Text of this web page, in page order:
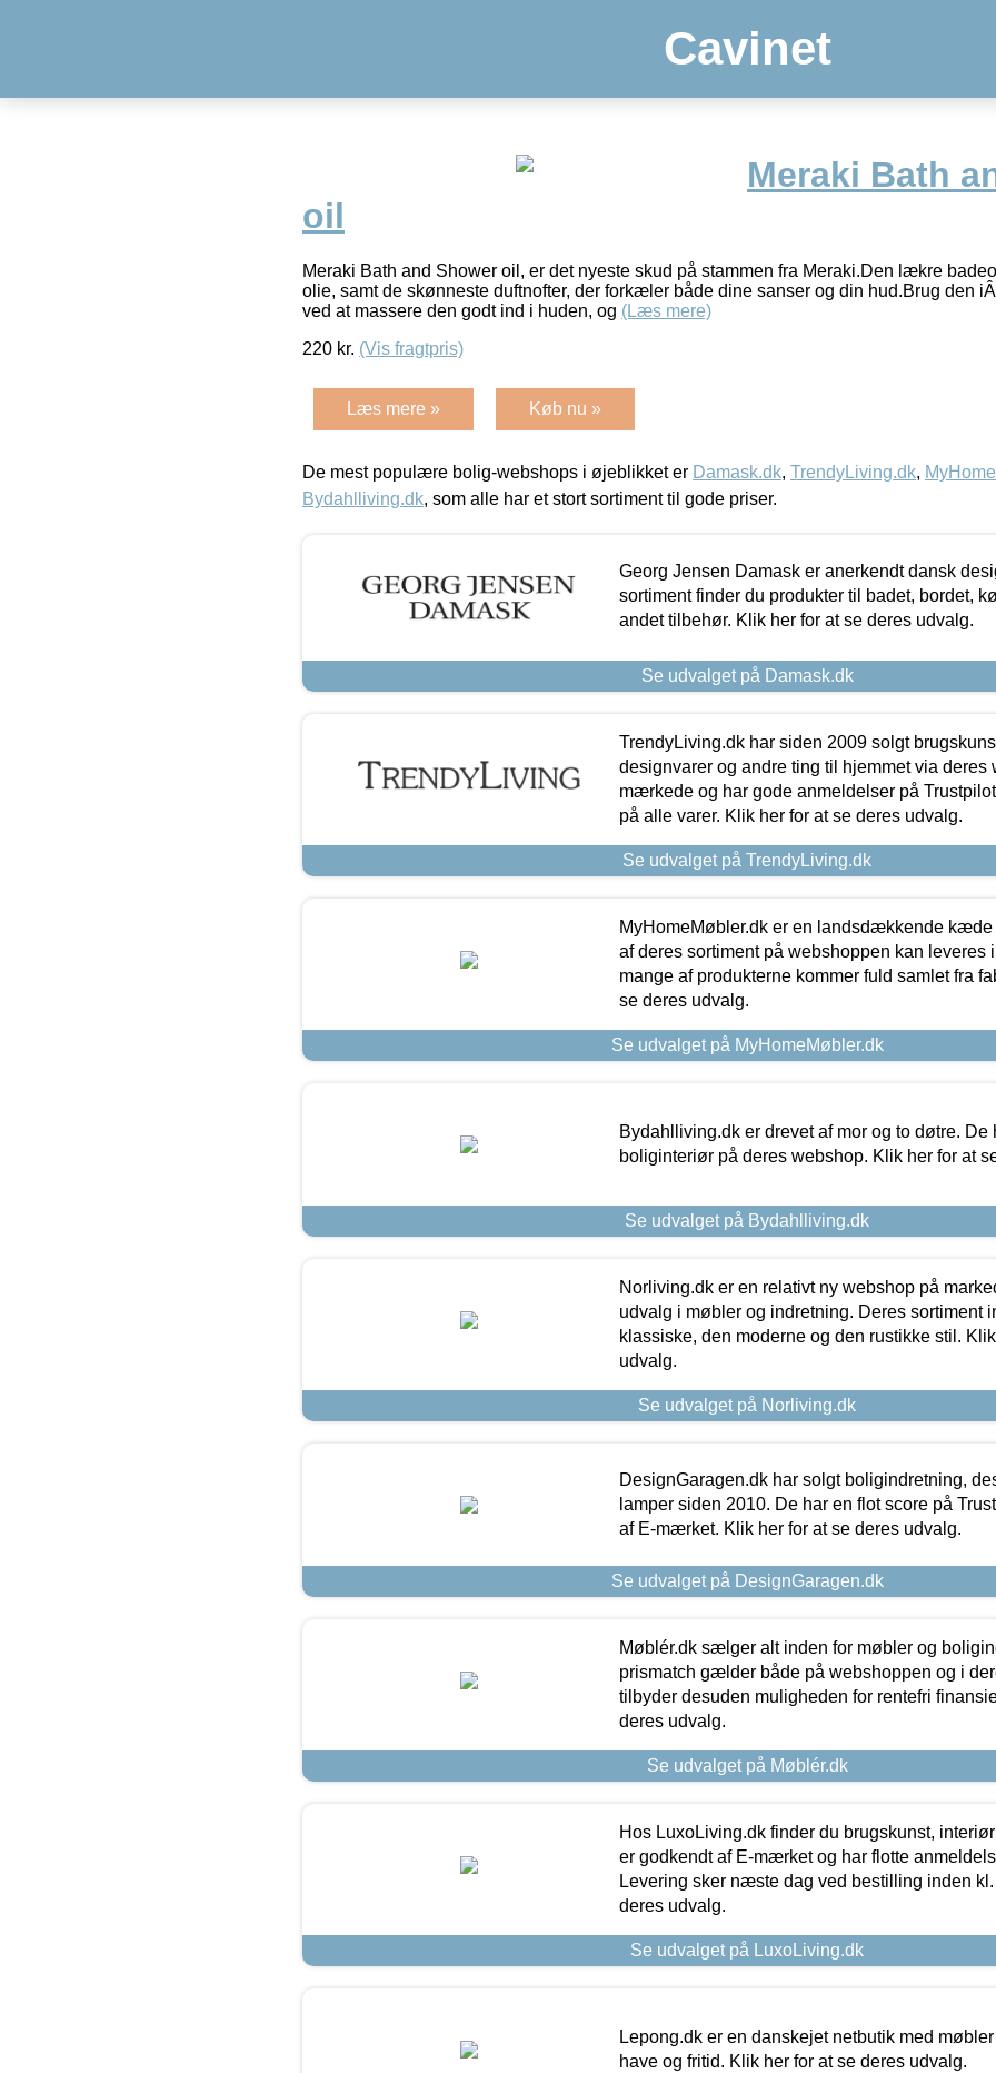
Cavinet
Meraki Bath
oil
Meraki Bath and Shower oil, er det nyeste skud på stammen fra Meraki.Den lækre
olie, samt de skønneste duftnofter, der forkæler både dine sanser og din hud.Brug den
ved at massere den godt ind i huden, og (Læs mere)
220 kr. (Vis fragtpris)
Læs mere » Køb nu »
De mest populære bolig-webshops i øjeblikket er Damask.dk, TrendyLiving.dk,
Bydahlliving.dk, som alle har et stort sortiment til gode priser.
Georg Jensen Damask er anerkendt dansk
sortiment finder du produkter til badet, bordet,
andet tilbehør. Klik her for at se deres udvalg.
Se udvalget på Damask.dk
TrendyLiving.dk har siden 2009 solgt
designvarer og andre ting til hjemmet via deres
mærkede og har gode anmeldelser på
på alle varer. Klik her for at se deres udvalg.
Se udvalget på TrendyLiving.dk
MyHomeMøbler.dk er en landsdækkende kæde
af deres sortiment på webshoppen kan leveres
mange af produkterne kommer fuld samlet fra
se deres udvalg.
Se udvalget på MyHomeMøbler.dk
Bydahlliving.dk er drevet af mor og to døtre. De
boliginteriør på deres webshop. Klik her for at
Se udvalget på Bydahlliving.dk
Norliving.dk er en relativt ny webshop på
udvalg i møbler og indretning. Deres sortiment
klassiske, den moderne og den rustikke stil.
udvalg.
Se udvalget på Norliving.dk
DesignGaragen.dk har solgt boligindretning,
lamper siden 2010. De har en flot score på
af E-mærket. Klik her for at se deres udvalg.
Se udvalget på DesignGaragen.dk
Møblér.dk sælger alt inden for møbler og
prismatch gælder både på webshoppen og i
tilbyder desuden muligheden for rentefri
deres udvalg.
Se udvalget på Møblér.dk
Hos LuxoLiving.dk finder du brugskunst,
er godkendt af E-mærket og har flotte
Levering sker næste dag ved bestilling inden
deres udvalg.
Se udvalget på LuxoLiving.dk
Lepong.dk er en danskejet netbutik med
have og fritid. Klik her for at se deres udvalg.